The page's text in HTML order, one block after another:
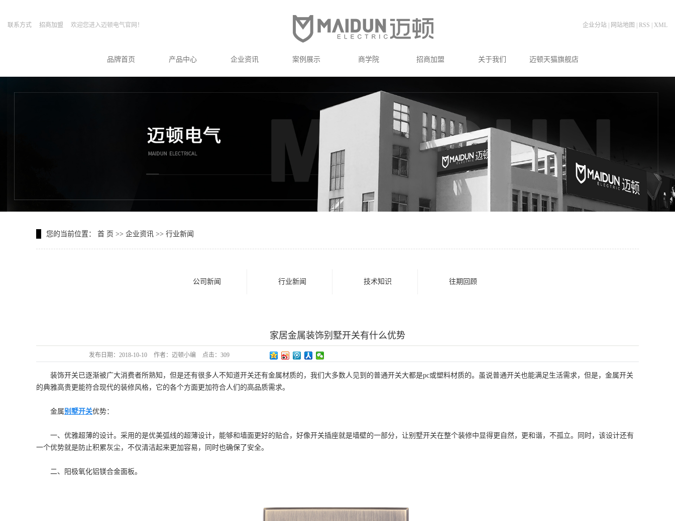
联系方式 招商加盟 欢迎您进入迈顿电气官网！ 企业分站 网站地图 RSS XML
品牌首页 产品中心 企业资讯 案例展示 商学院 招商加盟 关于我们 迈顿天猫旗舰店
您的当前位置： 首 页 >> 企业资讯 >> 行业新闻
公司新闻 行业新闻 技术知识 往期回顾
家居金属装饰别墅开关有什么优势
发布日期： 2018-10-10 作者： 迈顿小编 点击： 309
装饰开关已逐渐被广大消费者所熟知，但是还有很多人不知道开关还有金属材质的，我们大多数人见到的普通开关大都是pc或塑料材质的。虽说普通开关也能满足生活需求，但是，金属开关
的典雅高贵更能符合现代的装修风格，它的各个方面更加符合人们的高品质需求。
金属别墅开关优势：
一、优雅超薄的设计。采用的是优美弧线的超薄设计，能够和墙面更好的贴合，好像开关插座就是墙壁的一部分，让别墅开关在整个装修中显得更自然，更和谐，不孤立。同时，该设计还有
一个优势就是防止积累灰尘，不仅清洁起来更加容易，同时也确保了安全。
二、阳极氧化铝镁合金面板。